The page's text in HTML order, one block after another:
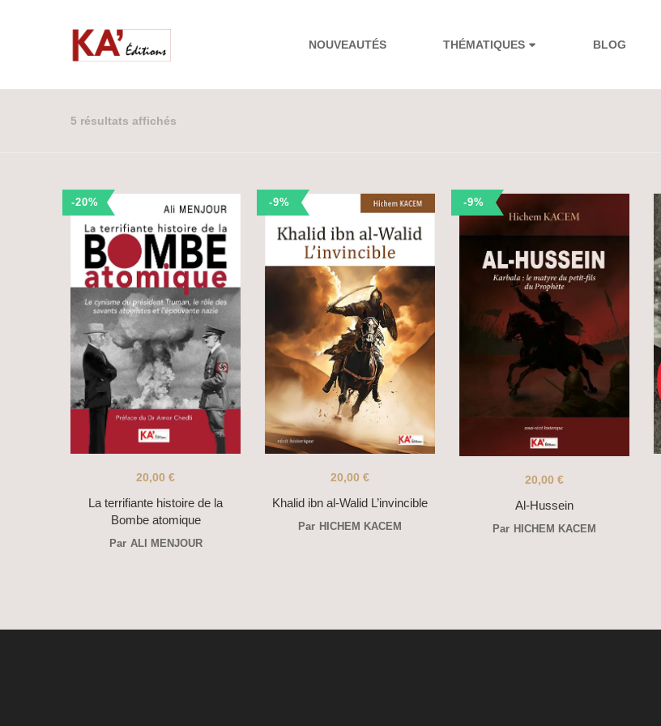
NOUVEAUTÉS THÉMATIQUES BLOG
5 résultats affichés
-20%
La terrifiante histoire de la
Bombe atomique
20,00 €
Par ALI MENJOUR
-9%
Khalid ibn al-Walid L’invincible
20,00 €
Par HICHEM KACEM
-9%
Al-Hussein
20,00 €
Par HICHEM KACEM